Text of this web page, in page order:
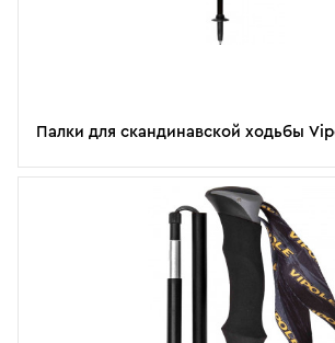
Палки для скандинавской ходьбы